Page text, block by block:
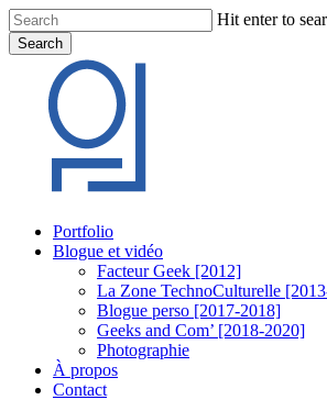
Skip
to
main
content
Hit enter to
Search
Search
Menu
Portfolio
Blogue et vidéo
Facteur Geek [2012]
La Zone TechnoCulturelle
Blogue perso [2017-2018]
Geeks and Com’ [2018-2020]
Photographie
À propos
Contact